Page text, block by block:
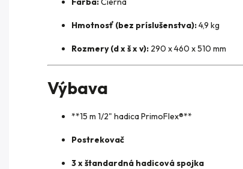
Hmotnosť (bez príslušenstva):4,9 kg
Rozmery (d x š x v): 290 x 460 x 510 mm
Výbava
**15 m 1/2" hadica PrimoFlex®**
Postrekovač
3 x štandardná hadicová spojka